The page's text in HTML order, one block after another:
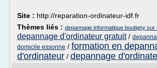
Site : http://reparation-ordinateur-idf.fr
Thèmes liés : depannage informatique boutigny sur
depannage d'ordinateur gratuit/
domicile essonne / formation en
d'ordinateur / depannage